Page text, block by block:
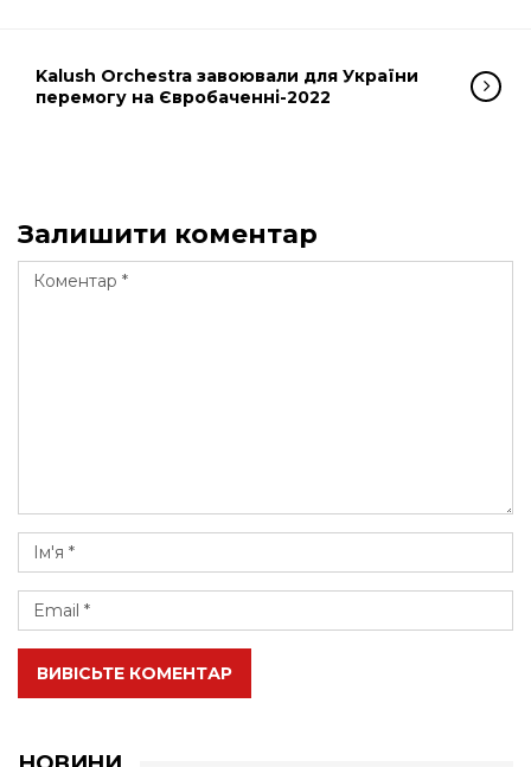
Kalush Orchestra завоювали для України
перемогу на Євробаченні-2022
Залишити коментар
ВИВІСЬТЕ КОМЕНТАР